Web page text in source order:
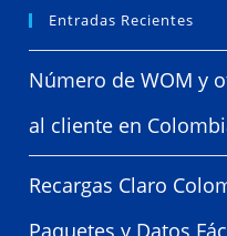
Entradas Recientes
Número de WOM y
al cliente en
Recargas Claro